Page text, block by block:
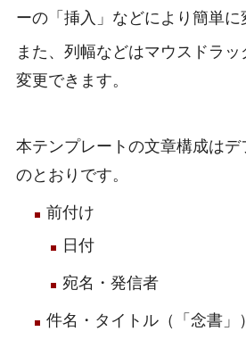
ーの「挿入」などにより簡単に
また、列幅などはマウスドラ
変更できます。
本テンプレートの文章構成は
のとおりです。
前付け
日付
宛名・発信者
件名・タイトル（「念書」）